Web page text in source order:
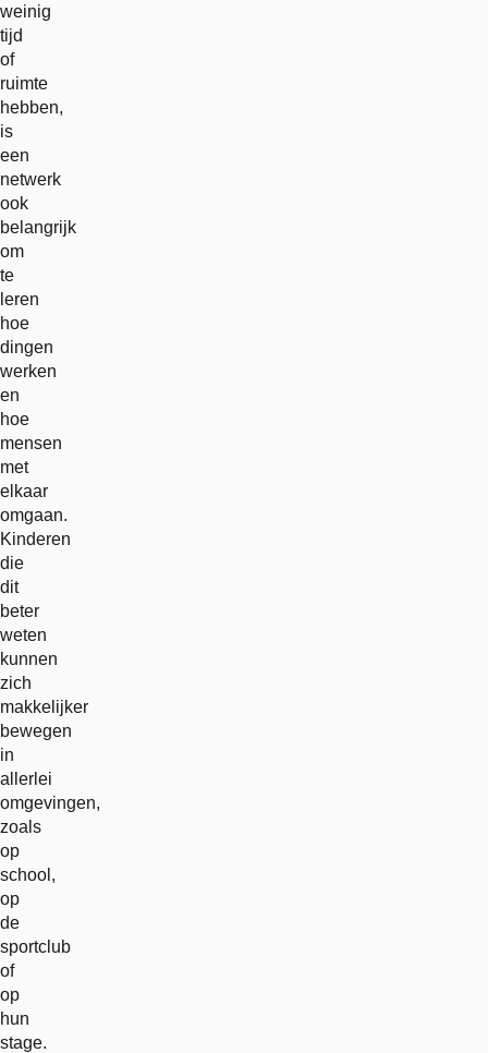
weinig
tijd
of
ruimte
hebben,
is
een
netwerk
ook
belangrijk
om
te
leren
hoe
dingen
werken
en
hoe
mensen
met
elkaar
omgaan.
Kinderen
die
dit
beter
weten
kunnen
zich
makkelijker
bewegen
in
allerlei
omgevingen,
zoals
op
school,
op
de
sportclub
of
op
hun
stage.